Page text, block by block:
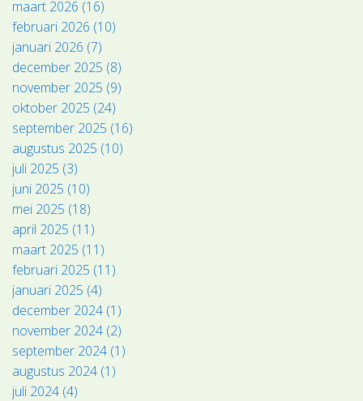
maart 2026 (16)
februari 2026 (10)
januari 2026 (7)
december 2025 (8)
november 2025 (9)
oktober 2025 (24)
september 2025 (16)
augustus 2025 (10)
juli 2025 (3)
juni 2025 (10)
mei 2025 (18)
april 2025 (11)
maart 2025 (11)
februari 2025 (11)
januari 2025 (4)
december 2024 (1)
november 2024 (2)
september 2024 (1)
augustus 2024 (1)
juli 2024 (4)